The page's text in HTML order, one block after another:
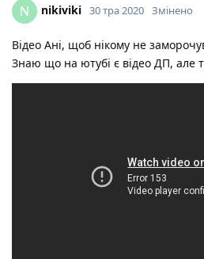
N nikiviki 30 тра 2020 Змінено
Відео Ані, щоб нікому не
Знаю що на ютубі є відео ДП, але